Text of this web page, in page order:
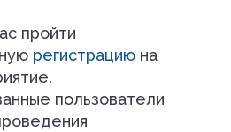
пройти
регистрациюна
пользователи